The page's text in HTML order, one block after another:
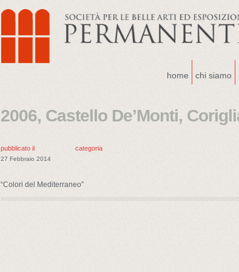
home chi siamo
2006, Castello De’Monti,
pubblicato il
27 Febbraio 2014
categoria
“Colori del Mediterraneo”